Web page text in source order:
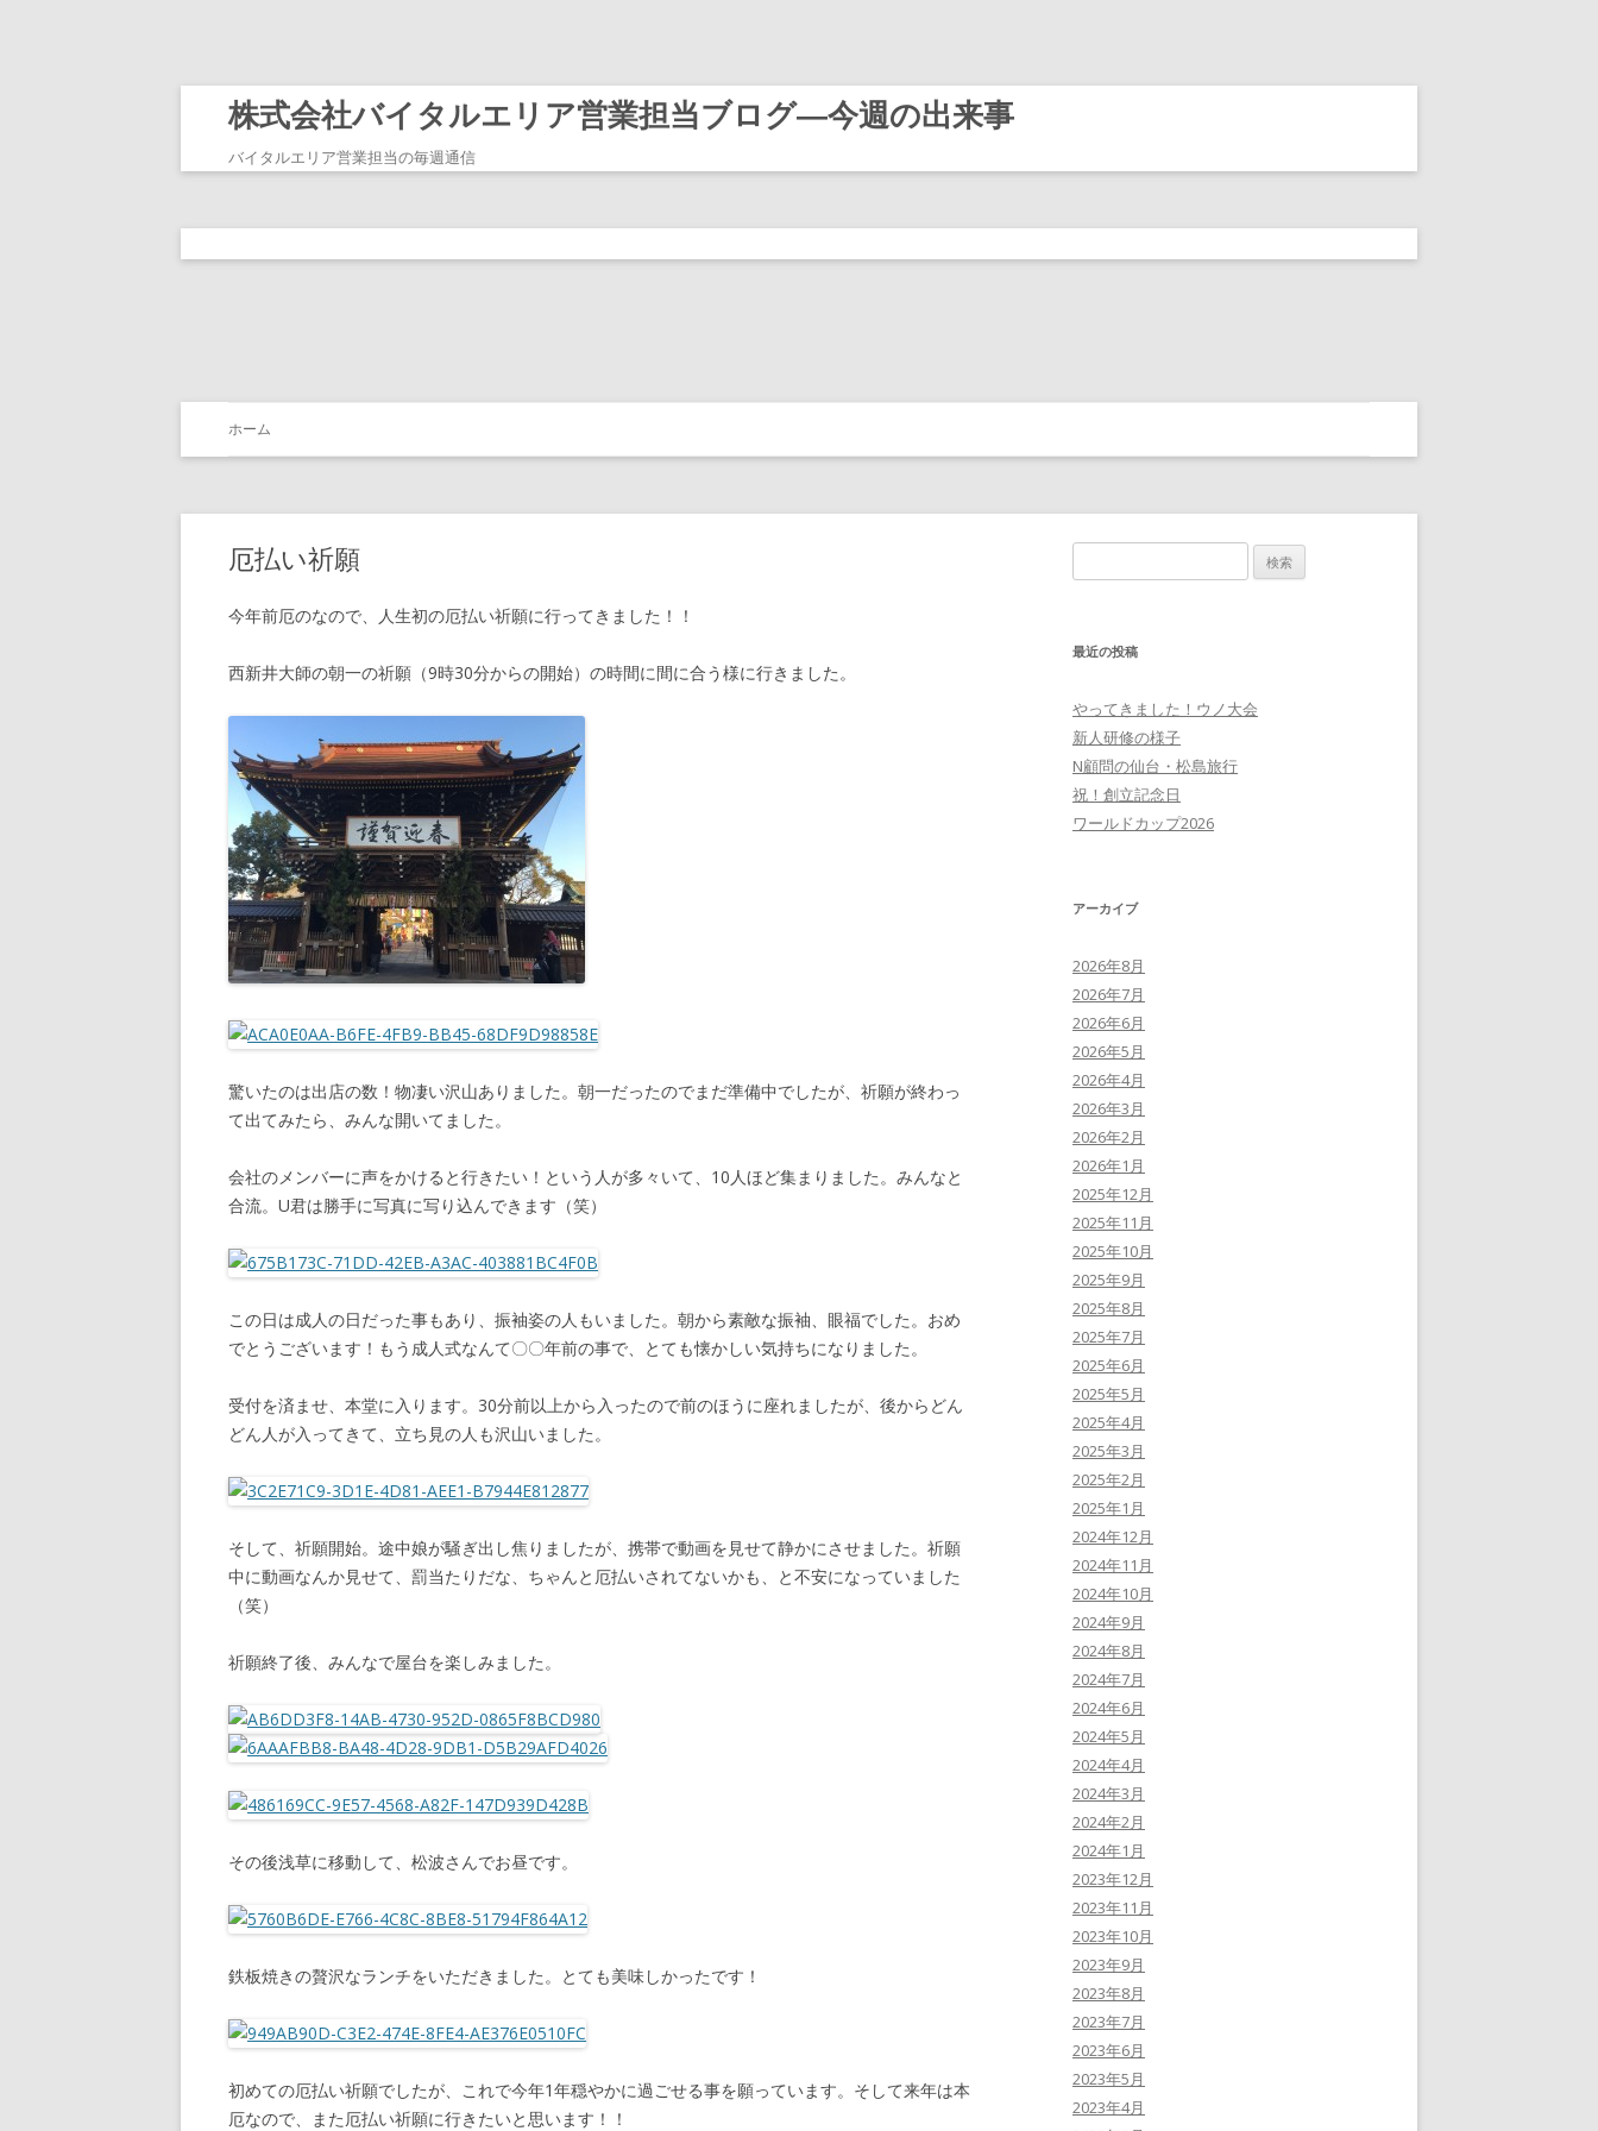
株式会社バイタルエリア営業担当ブログ―今週の出来事
バイタルエリア営業担当の毎週通信
Skip
ホーム
厄払い祈願
今年前厄のなので、人生初の厄払い祈願に行ってきました！！
西新井大師の朝一の祈願（9時30分からの開始）の時間に間に合う様に行きました。
驚いたのは出店の数！物凄い沢山ありました。朝一だったのでまだ準備中でしたが、祈願が終わっ
て出てみたら、みんな開いてました。
会社のメンバーに声をかけると行きたい！という人が多々いて、10人ほど集まりました。みんなと
合流。U君は勝手に写真に写り込んできます（笑）
この日は成人の日だった事もあり、振袖姿の人もいました。朝から素敵な振袖、眼福でした。おめ
でとうございます！もう成人式なんて〇〇年前の事で、とても懐かしい気持ちになりました。
受付を済ませ、本堂に入ります。30分前以上から入ったので前のほうに座れましたが、後からどん
どん人が入ってきて、立ち見の人も沢山いました。
そして、祈願開始。途中娘が騒ぎ出し焦りましたが、携帯で動画を見せて静かにさせました。祈願
中に動画なんか見せて、罰当たりだな、ちゃんと厄払いされてないかも、と不安になっていました
（笑）
祈願終了後、みんなで屋台を楽しみました。
その後浅草に移動して、松波さんでお昼です。
鉄板焼きの贅沢なランチをいただきました。とても美味しかったです！
初めての厄払い祈願でしたが、これで今年1年穏やかに過ごせる事を願っています。そして来年は本
厄なので、また厄払い祈願に行きたいと思います！！
索:
最近の投稿
やってきました！ウノ大会
新人研修の様子
N顧問の仙台・松島旅行
祝！創立記念日
ワールドカップ2026
アーカイブ
2026年8月
2026年7月
2026年6月
2026年5月
2026年4月
2026年3月
2026年2月
2026年1月
2025年12月
2025年11月
2025年10月
2025年9月
2025年8月
2025年7月
2025年6月
2025年5月
2025年4月
2025年3月
2025年2月
2025年1月
2024年12月
2024年11月
2024年10月
2024年9月
2024年8月
2024年7月
2024年6月
2024年5月
2024年4月
2024年3月
2024年2月
2024年1月
2023年12月
2023年11月
2023年10月
2023年9月
2023年8月
2023年7月
2023年6月
2023年5月
2023年4月